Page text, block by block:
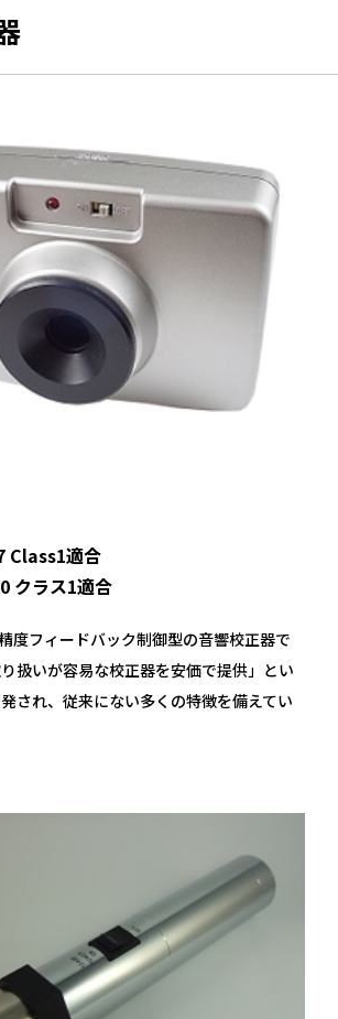
Class1適合
クラス1適合
度フィードバック制御型の音響校正器で
り扱いが容易な校正器を安価で提供」とい
され、従来にない多くの特徴を備えてい